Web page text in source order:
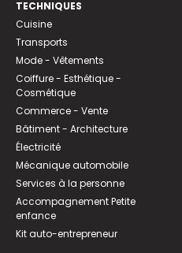
TECHNIQUES
Cuisine
Transports
Mode - Vêtements
Coiffure - Esthétique -
Cosmétique
Commerce - Vente
Bâtiment - Architecture
Électricité
Mécanique automobile
Services à la personne
Accompagnement Petite
enfance
Kit auto-entrepreneur